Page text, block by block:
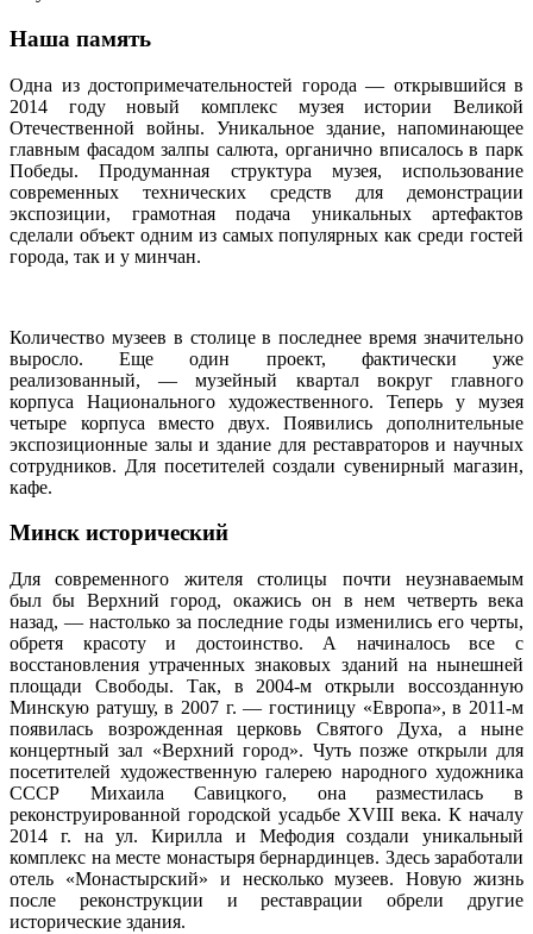
Наша память
Одна из достопримечательностей города — открывшийся в
2014 году новый комплекс музея истории Великой
Отечественной войны. Уникальное здание, напоминающее
главным фасадом залпы салюта, органично вписалось в парк
Победы. Продуманная структура музея, использование
современных технических средств для демонстрации
экспозиции, грамотная подача уникальных артефактов
сделали объект одним из самых популярных как среди гостей
города, так и у минчан.
Количество музеев в столице в последнее время значительно
выросло. Еще один проект, фактически уже
реализованный, — музейный квартал вокруг главного
корпуса Национального художественного. Теперь у музея
четыре корпуса вместо двух. Появились дополнительные
экспозиционные залы и здание для реставраторов и научных
сотрудников. Для посетителей создали сувенирный магазин,
кафе.
Минск исторический
Для современного жителя столицы почти неузнаваемым
был бы Верхний город, окажись он в нем четверть века
назад, — настолько за последние годы изменились его черты,
обретя красоту и достоинство. А начиналось все с
восстановления утраченных знаковых зданий на нынешней
площади Свободы. Так, в 2004-м открыли воссозданную
Минскую ратушу, в 2007 г. — гостиницу «Европа», в 2011-м
появилась возрожденная церковь Святого Духа, а ныне
концертный зал «Верхний город». Чуть позже открыли для
посетителей художественную галерею народного художника
СССР Михаила Савицкого, она разместилась в
реконструированной городской усадьбе XVIII века. К началу
2014 г. на ул. Кирилла и Мефодия создали уникальный
комплекс на месте монастыря бернардинцев. Здесь заработали
отель «Монастырский» и несколько музеев. Новую жизнь
после реконструкции и реставрации обрели другие
исторические здания.